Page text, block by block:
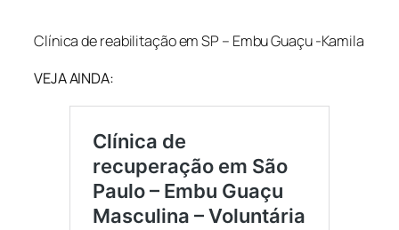
Clínica de reabilitação em SP – Embu Guaçu -Kamila
VEJA AINDA: